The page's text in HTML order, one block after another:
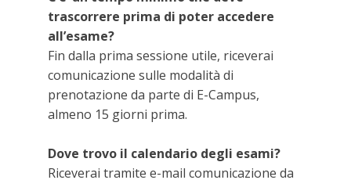
trascorrere prima di poter accedere
all’esame?
Fin dalla prima sessione utile, riceverai
comunicazione sulle modalità di
prenotazione da parte di E-Campus,
almeno 15 giorni prima.
Dove trovo il calendario degli esami?
Riceverai tramite e-mail comunicazione da